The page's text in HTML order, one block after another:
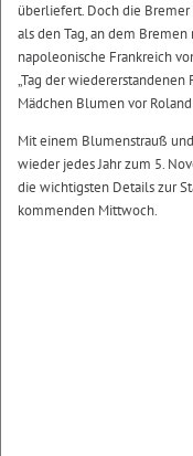
überliefert. Doch die
als den Tag, an dem
napoleonische Frankreich
„Tag der
Mädchen Blumen vor
Mit einem Blumenstrauß
wieder jedes Jahr zum 5.
die wichtigsten Details zur
kommenden Mittwoch.